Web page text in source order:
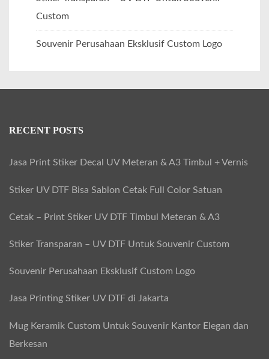
Custom
Souvenir Perusahaan Eksklusif Custom Logo
RECENT POSTS
Jasa Print Stiker Decal UV Meteran & A3 Timbul + Vernis
Stiker UV DTF Bisa Sablon Cetak Full Color Satuan
Cetak – Print Stiker UV DTF Timbul Meteran & A3
Stiker Transparan – UV DTF Untuk Souvenir Custom
Souvenir Perusahaan Eksklusif Custom Logo
Jasa Printing Stiker UV DTF di Jakarta
Mug Keramik Custom Untuk Souvenir Kantor Elegan dan
Berkesan